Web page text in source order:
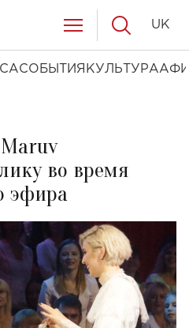
СОБЫТИЯ КУЛЬТУРА
UK
во время
эфира